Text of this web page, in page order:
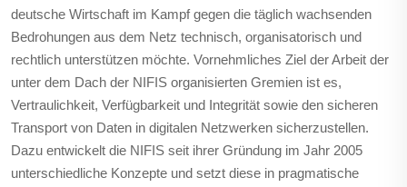
deutsche Wirtschaft im Kampf gegen die täglich wachsenden
Bedrohungen aus dem Netz technisch, organisatorisch und
rechtlich unterstützen möchte. Vornehmliches Ziel der Arbeit der
unter dem Dach der NIFIS organisierten Gremien ist es,
Vertraulichkeit, Verfügbarkeit und Integrität sowie den sicheren
Transport von Daten in digitalen Netzwerken sicherzustellen.
Dazu entwickelt die NIFIS seit ihrer Gründung im Jahr 2005
unterschiedliche Konzepte und setzt diese in pragmatische